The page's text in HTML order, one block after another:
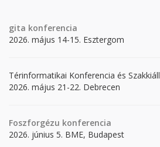
gita konferencia
2026. május 14-15. Esztergom
Térinformatikai Konferencia és
2026. május 21-22. Debrecen
Foszforgézu konferencia
2026. június 5. BME, Budapest